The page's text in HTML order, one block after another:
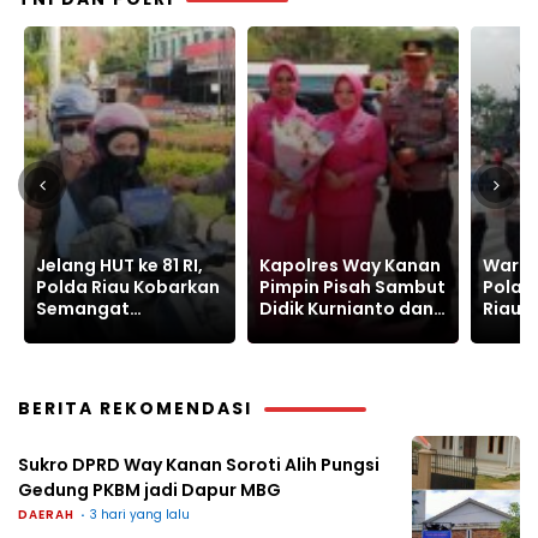
Kapolres Way Kanan
Pimpin Pisah Sambut
Didik Kurnianto dan
Warnai Car Free Day,
Polantas Karib Polda
Riau Edukasi
Lintas
Batin
BERITA REKOMENDASI
Sukro DPRD Way Kanan Soroti Alih Pungsi
Gedung PKBM jadi Dapur MBG
DAERAH 3 hari yang lalu